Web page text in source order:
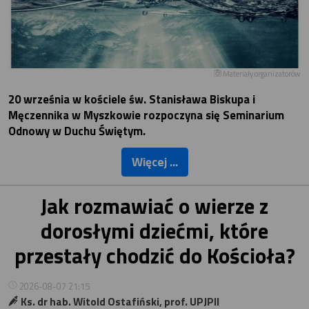
Materiały organizatorów
20 września w kościele św. Stanisława Biskupa i
Męczennika w Myszkowie rozpoczyna się Seminarium
Odnowy w Duchu Świętym.
Więcej ...
Jak rozmawiać o wierze z
dorosłymi dziećmi, które
przestały chodzić do Kościoła?
2026-08-07 21:15
Ks. dr hab. Witold Ostafiński, prof. UPJPII